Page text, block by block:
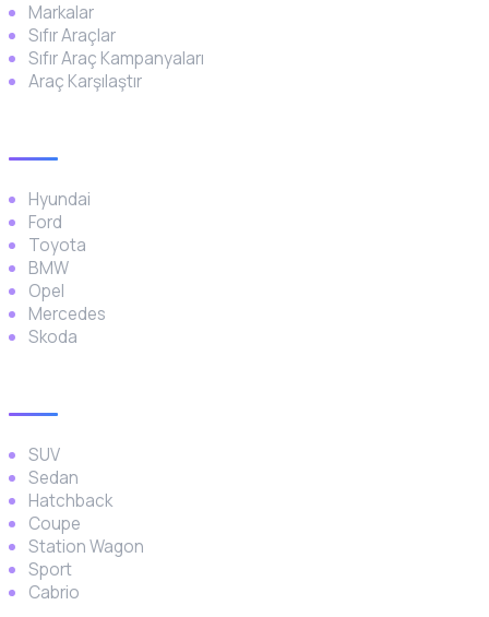
Markalar
Sıfır Araçlar
Sıfır Araç Kampanyaları
Araç Karşılaştır
Hyundai
Ford
Toyota
BMW
Opel
Mercedes
Skoda
SUV
Sedan
Hatchback
Coupe
Station Wagon
Sport
Cabrio